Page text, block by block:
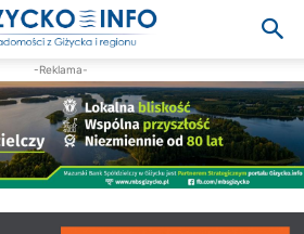
-Reklama-